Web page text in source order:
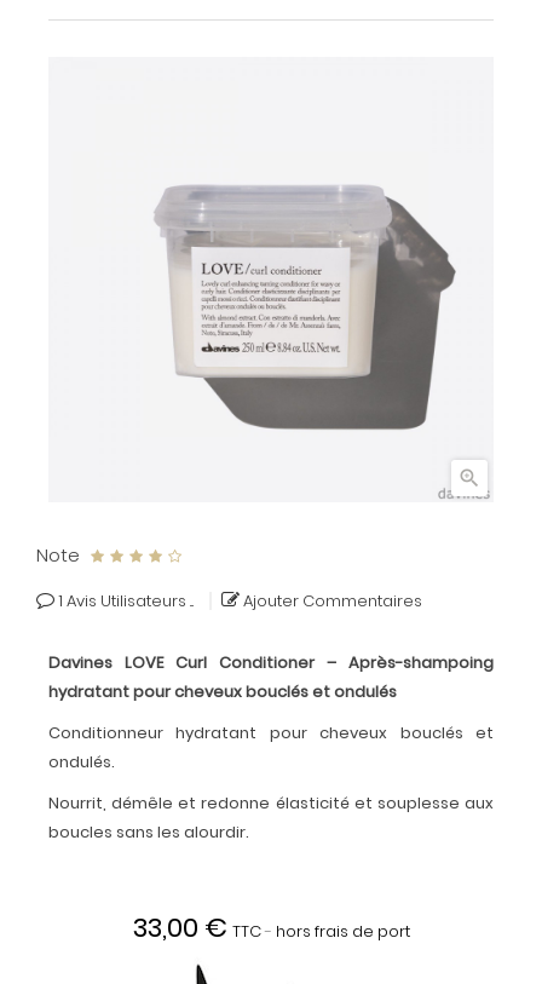

Note
1 Avis Utilisateurs ... Ajouter Commentaires
Davines LOVE Curl Conditioner – Après-shampoing
hydratant pour cheveux bouclés et ondulés
Conditionneur hydratant pour cheveux bouclés et
ondulés.
Nourrit, démêle et redonne élasticité et souplesse aux
boucles sans les alourdir.
33,00 € TTC hors frais de port